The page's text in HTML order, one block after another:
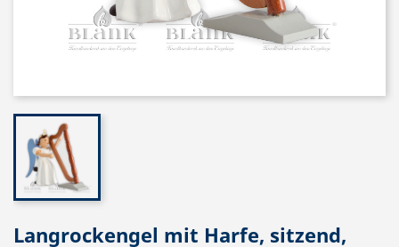
Langrockengel mit Harfe, sitzend,